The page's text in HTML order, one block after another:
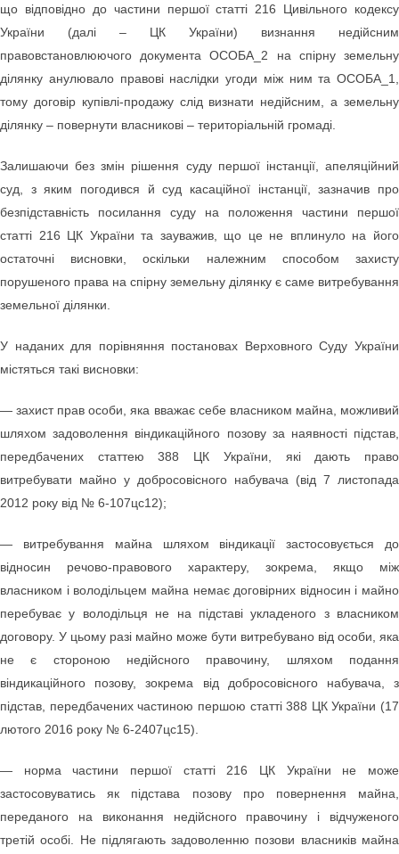
що відповідно до частини першої статті 216 Цивільного кодексу
України (далі – ЦК України) визнання недійсним
правовстановлюючого документа ОСОБА_2 на спірну земельну
ділянку анулювало правові наслідки угоди між ним та ОСОБА_1,
тому договір купівлі-продажу слід визнати недійсним, а земельну
ділянку – повернути власникові – територіальній громаді.
Залишаючи без змін рішення суду першої інстанції, апеляційний
суд, з яким погодився й суд касаційної інстанції, зазначив про
безпідставність посилання суду на положення частини першої
статті 216 ЦК України та зауважив, що це не вплинуло на його
остаточні висновки, оскільки належним способом захисту
порушеного права на спірну земельну ділянку є саме витребування
земельної ділянки.
У наданих для порівняння постановах Верховного Суду України
містяться такі висновки:
— захист прав особи, яка вважає себе власником майна, можливий
шляхом задоволення віндикаційного позову за наявності підстав,
передбачених статтею 388 ЦК України, які дають право
витребувати майно у добросовісного набувача (від 7 листопада
2012 року від № 6-107цс12);
— витребування майна шляхом віндикації застосовується до
відносин речово-правового характеру, зокрема, якщо між
власником і володільцем майна немає договірних відносин і майно
перебуває у володільця не на підставі укладеного з власником
договору. У цьому разі майно може бути витребувано від особи, яка
не є стороною недійсного правочину, шляхом подання
віндикаційного позову, зокрема від добросовісного набувача, з
підстав, передбачених частиною першою статті 388 ЦК України (17
лютого 2016 року № 6-2407цс15).
— норма частини першої статті 216 ЦК України не може
застосовуватись як підстава позову про повернення майна,
переданого на виконання недійсного правочину і відчуженого
третій особі. Не підлягають задоволенню позови власників майна